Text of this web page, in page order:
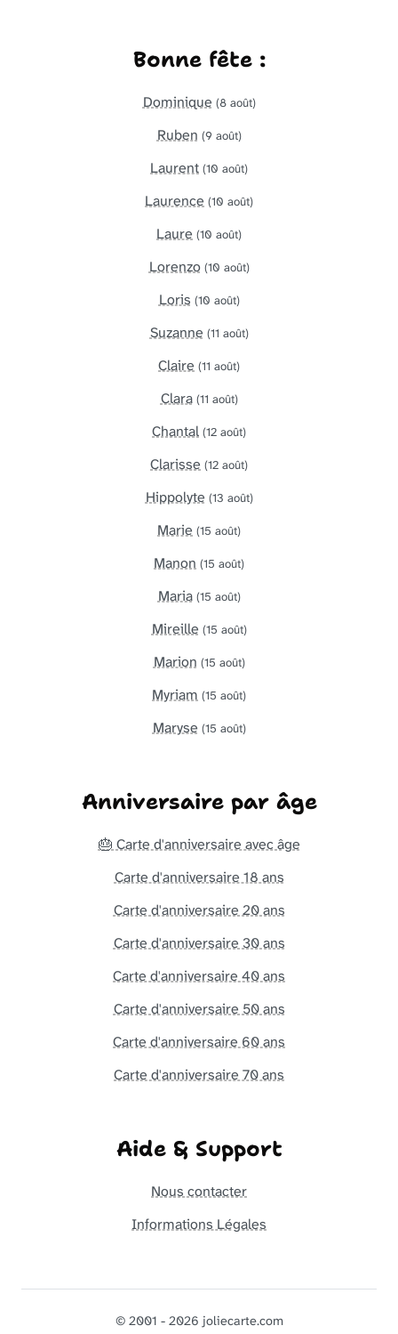
Bonne fête :
Dominique (8 août)
Ruben (9 août)
Laurent (10 août)
Laurence (10 août)
Laure (10 août)
Lorenzo (10 août)
Loris (10 août)
Suzanne (11 août)
Claire (11 août)
Clara (11 août)
Chantal (12 août)
Clarisse (12 août)
Hippolyte (13 août)
Marie (15 août)
Manon (15 août)
Maria (15 août)
Mireille (15 août)
Marion (15 août)
Myriam (15 août)
Maryse (15 août)
Anniversaire par âge
🎂 Carte d'anniversaire avec âge
Carte d'anniversaire 18 ans
Carte d'anniversaire 20 ans
Carte d'anniversaire 30 ans
Carte d'anniversaire 40 ans
Carte d'anniversaire 50 ans
Carte d'anniversaire 60 ans
Carte d'anniversaire 70 ans
Aide & Support
Nous contacter
Informations Légales
© 2001 - 2026 joliecarte.com